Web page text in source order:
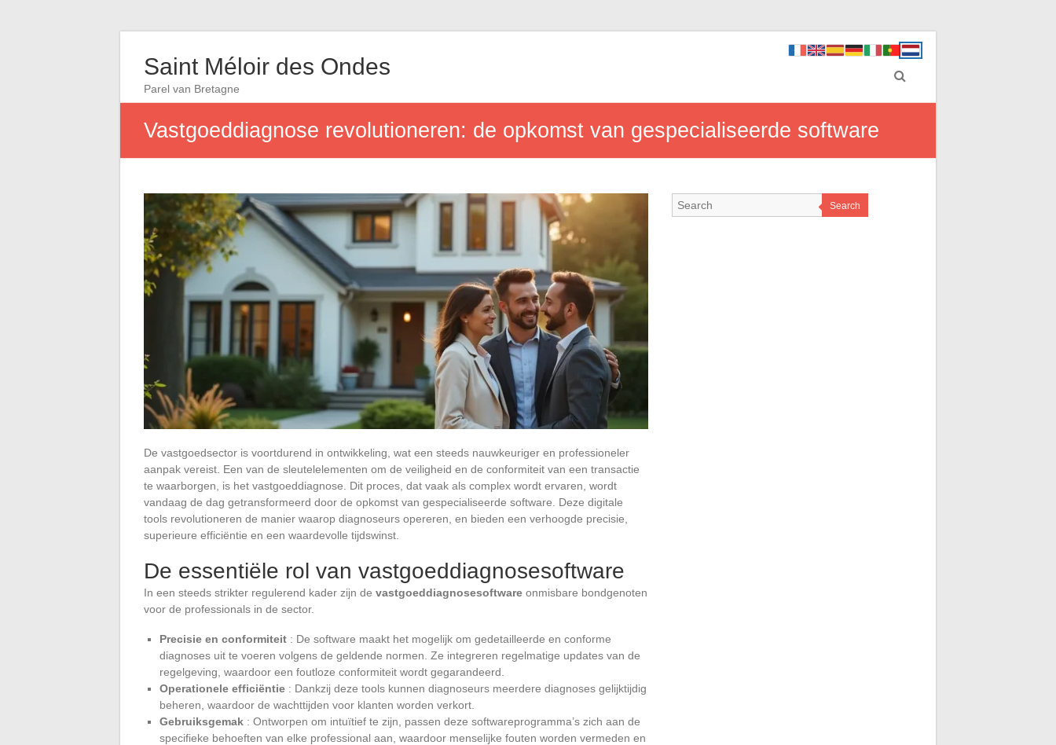
Saint Méloir des Ondes
Parel van Bretagne
Vastgoeddiagnose revolutioneren: de opkomst van gespecialiseerde software
De vastgoedsector is voortdurend in ontwikkeling, wat een steeds nauwkeuriger en professioneler
aanpak vereist. Een van de sleutelelementen om de veiligheid en de conformiteit van een transactie
te waarborgen, is het vastgoeddiagnose. Dit proces, dat vaak als complex wordt ervaren, wordt
vandaag de dag getransformeerd door de opkomst van gespecialiseerde software. Deze digitale
tools revolutioneren de manier waarop diagnoseurs opereren, en bieden een verhoogde precisie,
superieure efficiëntie en een waardevolle tijdswinst.
De essentiële rol van vastgoeddiagnosesoftware
In een steeds strikter regulerend kader zijn de vastgoeddiagnosesoftware onmisbare bondgenoten
voor de professionals in de sector.
Precisie en conformiteit : De software maakt het mogelijk om gedetailleerde en conforme
diagnoses uit te voeren volgens de geldende normen. Ze integreren regelmatige updates van de
regelgeving, waardoor een foutloze conformiteit wordt gegarandeerd.
Operationele efficiëntie : Dankzij deze tools kunnen diagnoseurs meerdere diagnoses gelijktijdig
beheren, waardoor de wachttijden voor klanten worden verkort.
Gebruiksgemak : Ontworpen om intuïtief te zijn, passen deze softwareprogramma’s zich aan de
specifieke behoeften van elke professional aan, waardoor menselijke fouten worden vermeden en
Search